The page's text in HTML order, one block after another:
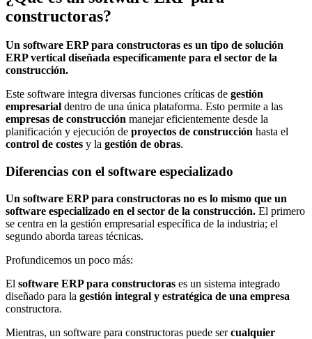
constructoras?
Un software ERP para constructoras es un tipo de solución
ERP vertical diseñada específicamente para el sector de la
construcción.
Este software integra diversas funciones críticas de gestión
empresarial dentro de una única plataforma. Esto permite a las
empresas de construcción manejar eficientemente desde la
planificación y ejecución de proyectos de construcción hasta el
control de costes y la gestión de obras.
Diferencias con el software especializado
Un software ERP para constructoras no es lo mismo que un
software especializado en el sector de la construcción. El primero
se centra en la gestión empresarial específica de la industria; el
segundo aborda tareas técnicas.
Profundicemos un poco más:
El software ERP para constructoras es un sistema integrado
diseñado para la gestión integral y estratégica de una empresa
constructora.
Mientras, un software para constructoras puede sercualquier